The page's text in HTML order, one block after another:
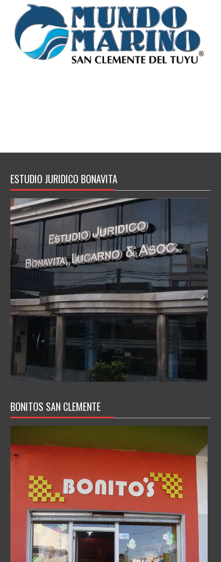
ESTUDIO JURIDICO BONAVITA
BONITOS SAN CLEMENTE